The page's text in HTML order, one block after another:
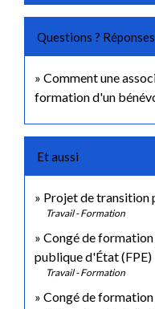
Questions ?
Comment une
formation d'un
Et aussi
Projet de transition
Travail - Formation
Congé de
publique d'État (FPE)
Travail - Formation
Congé de